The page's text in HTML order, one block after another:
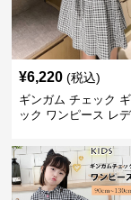
¥6,220 (税込)
ギンガム チェック
ック ワンピース レ